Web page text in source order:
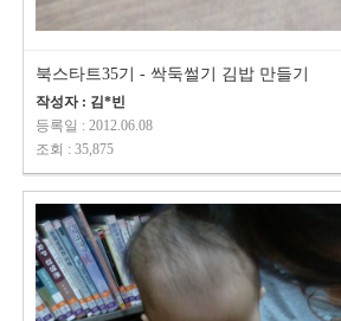
북스타트35기 - 싹둑썰기 김밥 만들기
작성자 : 김*빈
등록일 : 2012.06.08
조회 : 35,875